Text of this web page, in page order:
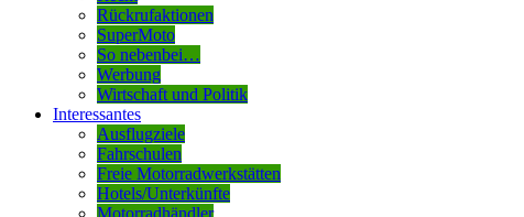
Rückrufaktionen
SuperMoto
So nebenbei…
Werbung
Wirtschaft und Politik
Interessantes
Ausflugziele
Fahrschulen
Freie Motorradwerkstätten
Hotels/Unterkünfte
Motorradhändler